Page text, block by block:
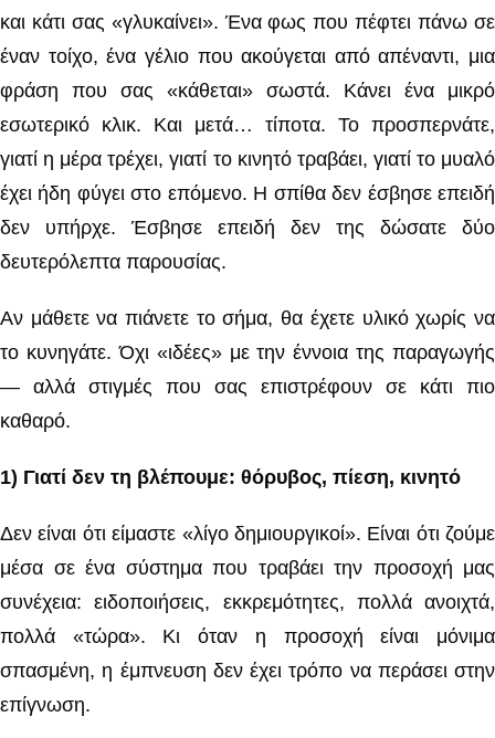
και κάτι σας «γλυκαίνει». Ένα φως που πέφτει πάνω σε
έναν τοίχο, ένα γέλιο που ακούγεται από απέναντι, μια
φράση που σας «κάθεται» σωστά. Κάνει ένα μικρό
εσωτερικό κλικ. Και μετά… τίποτα. Το προσπερνάτε,
γιατί η μέρα τρέχει, γιατί το κινητό τραβάει, γιατί το μυαλό
έχει ήδη φύγει στο επόμενο. Η σπίθα δεν έσβησε επειδή
δεν υπήρχε. Έσβησε επειδή δεν της δώσατε δύο
δευτερόλεπτα παρουσίας.
Αν μάθετε να πιάνετε το σήμα, θα έχετε υλικό χωρίς να
το κυνηγάτε. Όχι «ιδέες» με την έννοια της παραγωγής
— αλλά στιγμές που σας επιστρέφουν σε κάτι πιο
καθαρό.
1) Γιατί δεν τη βλέπουμε: θόρυβος, πίεση, κινητό
Δεν είναι ότι είμαστε «λίγο δημιουργικοί». Είναι ότι ζούμε
μέσα σε ένα σύστημα που τραβάει την προσοχή μας
συνέχεια: ειδοποιήσεις, εκκρεμότητες, πολλά ανοιχτά,
πολλά «τώρα». Κι όταν η προσοχή είναι μόνιμα
σπασμένη, η έμπνευση δεν έχει τρόπο να περάσει στην
επίγνωση.